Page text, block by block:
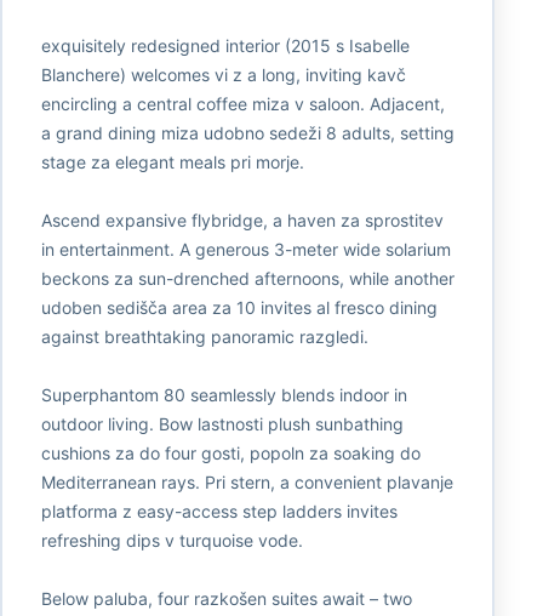
exquisitely redesigned interior (2015 s Isabelle
Blanchere) welcomes vi z a long, inviting kavč
encircling a central coffee miza v saloon. Adjacent,
a grand dining miza udobno sedeži 8 adults, setting
stage za elegant meals pri morje.
Ascend expansive flybridge, a haven za sprostitev
in entertainment. A generous 3-meter wide solarium
beckons za sun-drenched afternoons, while another
udoben sedišča area za 10 invites al fresco dining
against breathtaking panoramic razgledi.
Superphantom 80 seamlessly blends indoor in
outdoor living. Bow lastnosti plush sunbathing
cushions za do four gosti, popoln za soaking do
Mediterranean rays. Pri stern, a convenient plavanje
platforma z easy-access step ladders invites
refreshing dips v turquoise vode.
Below paluba, four razkošen suites await – two